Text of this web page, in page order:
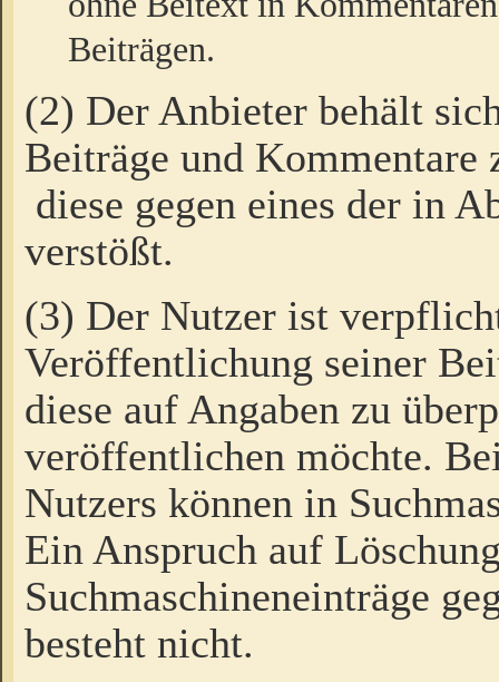
Beiträgen.
(2) Der Anbieter behält
Beiträge und Kommentare
diese gegen eines der in
verstößt.
(3) Der Nutzer ist
Veröffentlichung seiner
diese auf Angaben zu
veröffentlichen möchte.
Nutzers können in
Ein Anspruch auf
Suchmaschineneinträge
besteht nicht.